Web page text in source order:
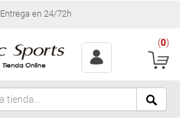
Entrega en 24/72h
(0)